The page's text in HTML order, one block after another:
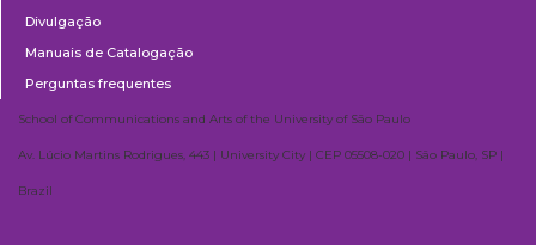
Divulgação
Manuais de Catalogação
Perguntas frequentes
School of Communications and Arts of the University of São Paulo
Av. Lúcio Martins Rodrigues, 443 | University City | CEP 05508-020 | São Paulo, SP |
Brazil